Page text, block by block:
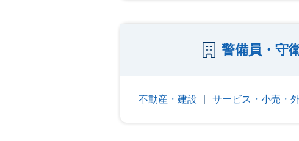
警備員・守
不動産・建設 サービス・小売・